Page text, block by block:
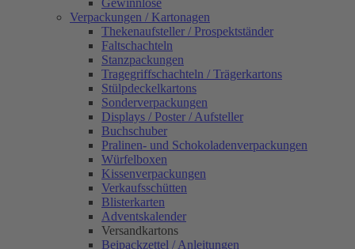
Gewinnlose
Verpackungen / Kartonagen
Thekenaufsteller / Prospektständer
Faltschachteln
Stanzpackungen
Tragegriffschachteln / Trägerkartons
Stülpdeckelkartons
Sonderverpackungen
Displays / Poster / Aufsteller
Buchschuber
Pralinen- und Schokoladenverpackungen
Würfelboxen
Kissenverpackungen
Verkaufsschütten
Blisterkarten
Adventskalender
Versandkartons
Beipackzettel / Anleitungen